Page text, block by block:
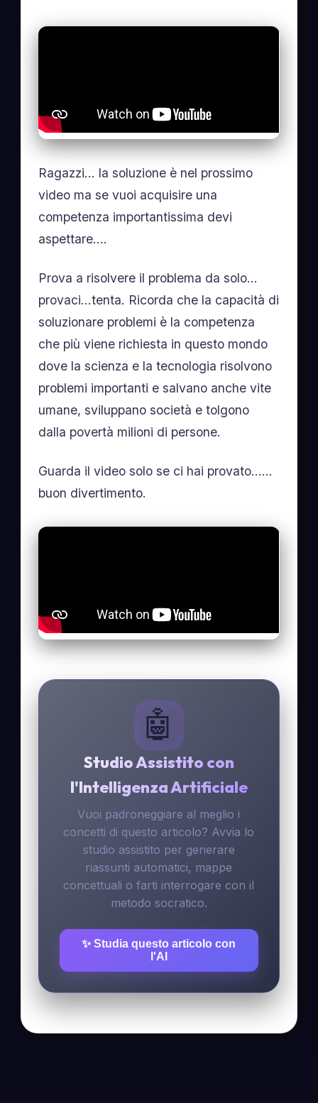
Ragazzi… la soluzione è nel prossimo
video ma se vuoi acquisire una
competenza importantissima devi
aspettare….
Prova a risolvere il problema da solo…
provaci…tenta. Ricorda che la capacità di
soluzionare problemi è la competenza
che più viene richiesta in questo mondo
dove la scienza e la tecnologia risolvono
problemi importanti e salvano anche vite
umane, sviluppano società e tolgono
dalla povertà milioni di persone.
Guarda il video solo se ci hai provato……
buon divertimento.
🤖
Studio Assistito con
l'Intelligenza Artificiale
Vuoi padroneggiare al meglio i
concetti di questo articolo? Avvia lo
studio assistito per generare
riassunti automatici, mappe
concettuali o farti interrogare con il
metodo socratico.
✨ Studia questo articolo con
l'AI